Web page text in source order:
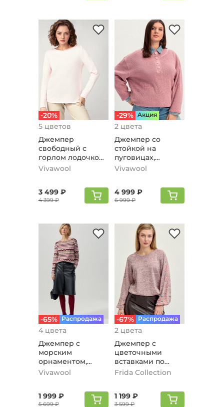
-20%
5 цветов
Джемпер
свободный с
горлом лодочкой,
светло-розовый
Vivawool
3 499 ₽
4 399 ₽
-29% Aкция
2 цвета
Джемпер со
стойкой на
пуговицах,
розовый
Vivawool
4 999 ₽
6 999 ₽
-65% Распродажа
4 цвета
Джемпер с
морским
орнаментом,
пудровый
Vivawool
1 999 ₽
5 699 ₽
-67% Распродажа
2 цвета
Джемпер с
цветочными
вставками по
рукавам,
Frida Collection
1 199 ₽
3 599 ₽